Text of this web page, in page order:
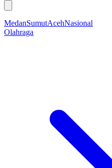
MedanSumutAcehNasional
Olahraga